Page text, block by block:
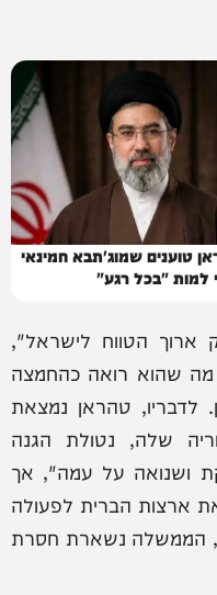
טוענים שמוג'תבא חמינאי
למות "בכל רגע"
ארוך הטווח לישראל",
מה שהוא רואה כהחמצה
לדבריו, טהראן נמצאת
שלה, נטולת הגנה
ושנואה על עמה", אך
ארצות הברית לפעולה
הממשלה נשארת חסרת